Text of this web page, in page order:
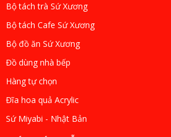
Bộ tách trà Sứ Xương
Bộ tách Cafe Sứ Xương
Bộ đồ ăn Sứ Xương
Đồ dùng nhà bếp
Hàng tự chọn
Đĩa hoa quả Acrylic
Sứ Miyabi - Nhật Bản